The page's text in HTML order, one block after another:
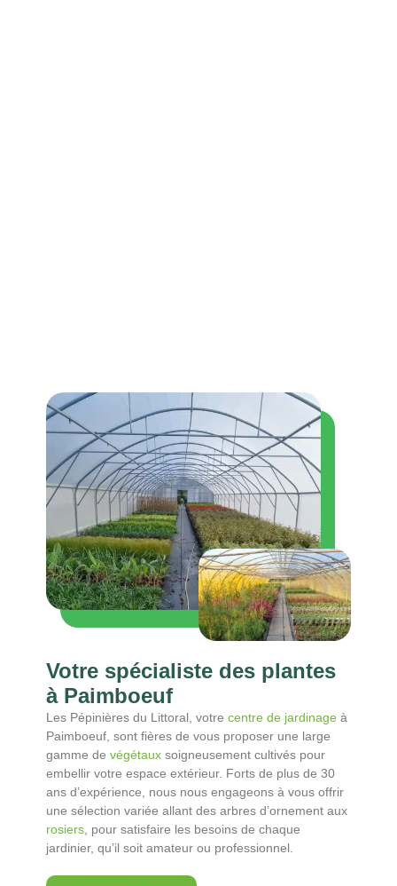
Votre spécialiste des plantes
à Paimboeuf
Les Pépinières du Littoral, votre centre de jardinageà
Paimboeuf, sont fières de vous proposer une large
gamme de végétauxsoigneusement cultivés pour
embellir votre espace extérieur. Forts de plus de 30
ans d’expérience, nous nous engageons à vous offrir
une sélection variée allant des arbres d’ornement aux
rosiers, pour satisfaire les besoins de chaque
jardinier, qu’il soit amateur ou professionnel.